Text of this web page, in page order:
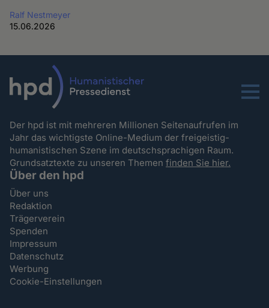
Ralf Nestmeyer
15.06.2026
Menu
Der hpd ist mit mehreren Millionen Seitenaufrufen im
Jahr das wichtigste Online-Medium der freigeistig-
humanistischen Szene im deutschsprachigen Raum.
Grundsatztexte zu unseren Themenfinden Sie hier.
Über den hpd
Über uns
Redaktion
Trägerverein
Spenden
Impressum
Datenschutz
Werbung
Cookie-Einstellungen